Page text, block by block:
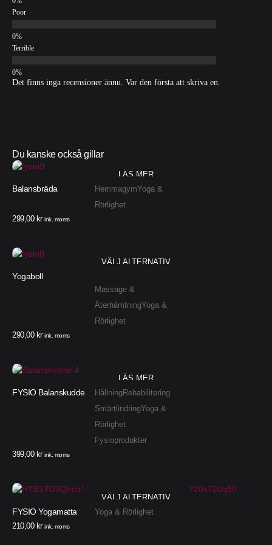
Poor
Terrible
Det finns inga recensioner ännu. Var den första att skriva en.
Du kanske också gillar
LÄS MER
Balansbräda HemmagymYoga &
Rörlighet
299,00 kr ink. moms
VÄLJ ALTERNATIV
Yogaboll
Massage &
ÅterhämtningYoga &
Rörlighet
290,00 kr ink. moms
LÄS MER
FYSIO Balanskudde HållningRehabilitering
SmärtlindringYoga &
Rörlighet
Fysioprodukter
399,00 kr ink. moms
VÄLJ ALTERNATIV
FYSIO Yogamatta
Yoga & Rörlighet
210,00 kr ink. moms